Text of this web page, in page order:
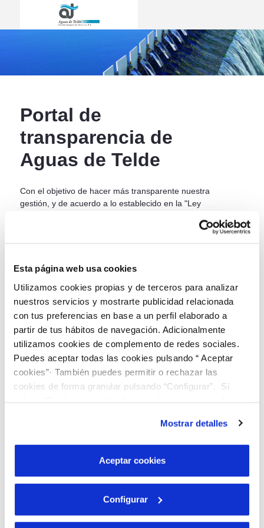
Esta página web usa cookies
Utilizamos cookies propias y de terceros para analizar
nuestros servicios y mostrarte publicidad relacionada
con tus preferencias en base a un perfil elaborado a
partir de tus hábitos de navegación. Adicionalmente
utilizamos cookies de complemento de redes sociales.
Puedes aceptar todas las cookies pulsando “ Aceptar
cookies”· También puedes permitir o rechazar las
cookies de forma granular pulsando “Configurar”. Si
son indispensables para que el sitio web funcione y que
por tanto no se pueden desactivar. Puedes consultar
más información en nuestraPolítica de Cookies
Mostrar detalles
Aceptar cookies
Configurar
Inicio - Aguas de Telde
ir a inicio
Portal de
transparencia de
Aguas de Telde
Con el objetivo de hacer más transparente nuestra
gestión, y de acuerdo a lo establecido en la "Ley
acceso a la información pública y buen gobierno",
actualizada de las actuaciones desarrolladas por la
que se establecerán los canales de comunicación
necesarios para dar respuesta a las demandas de
información de la misma.
EMPRESA Y ORGANIZACIÓN
CONTRATOS Y SUBVENCIONES
NORMATIVA APLICABLE